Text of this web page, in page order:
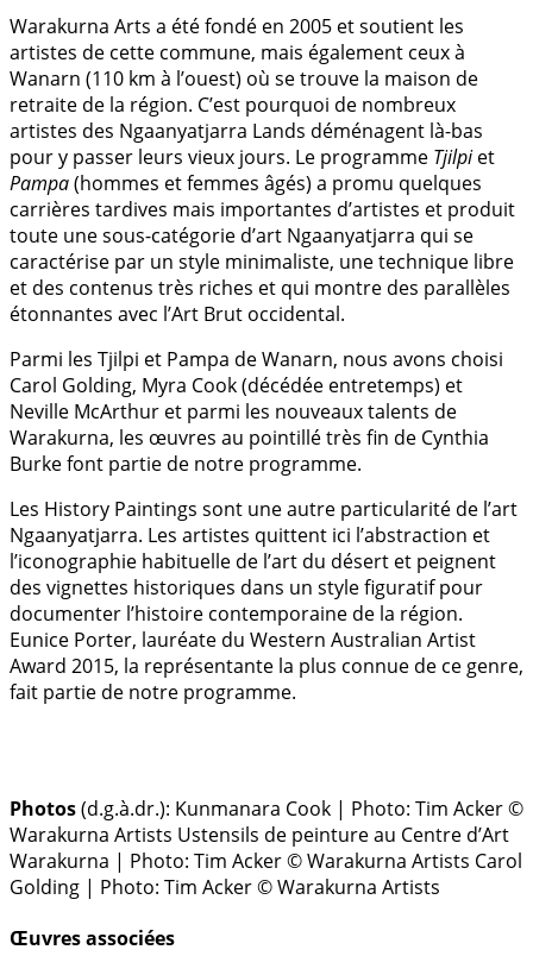
Warakurna Arts a été fondé en 2005 et soutient les
artistes de cette commune, mais également ceux à
Wanarn (110 km à l’ouest) où se trouve la maison de
retraite de la région. C’est pourquoi de nombreux
artistes des Ngaanyatjarra Lands déménagent là-bas
pour y passer leurs vieux jours. Le programme Tjilpiet
Pampa(hommes et femmes âgés) a promu quelques
carrières tardives mais importantes d’artistes et produit
toute une sous-catégorie d’art Ngaanyatjarra qui se
caractérise par un style minimaliste, une technique libre
et des contenus très riches et qui montre des parallèles
étonnantes avec l’Art Brut occidental.
Parmi les Tjilpi et Pampa de Wanarn, nous avons choisi
Carol Golding, Myra Cook (décédée entretemps) et
Neville McArthur et parmi les nouveaux talents de
Warakurna, les œuvres au pointillé très fin de Cynthia
Burke font partie de notre programme.
Les History Paintings sont une autre particularité de l’art
Ngaanyatjarra. Les artistes quittent ici l’abstraction et
l’iconographie habituelle de l’art du désert et peignent
des vignettes historiques dans un style figuratif pour
documenter l’histoire contemporaine de la région.
Eunice Porter, lauréate du Western Australian Artist
Award 2015, la représentante la plus connue de ce genre,
fait partie de notre programme.
Photos(d.g.à.dr.): Kunmanara Cook | Photo: Tim Acker ©
Warakurna Artists Ustensils de peinture au Centre d’Art
Warakurna | Photo: Tim Acker © Warakurna Artists Carol
Golding | Photo: Tim Acker © Warakurna Artists
Œuvres associées